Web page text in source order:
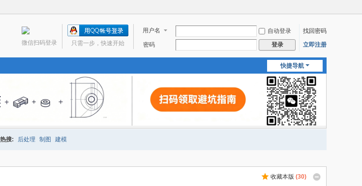
用户名 自动登录
找回密码
密码
登录 立即注册
只需一步，快速开始
微信扫码登录
快捷导航
热搜: 后处理 制图 建模
收藏本版 (30)